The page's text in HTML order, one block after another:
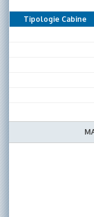
Tipologie Cabine